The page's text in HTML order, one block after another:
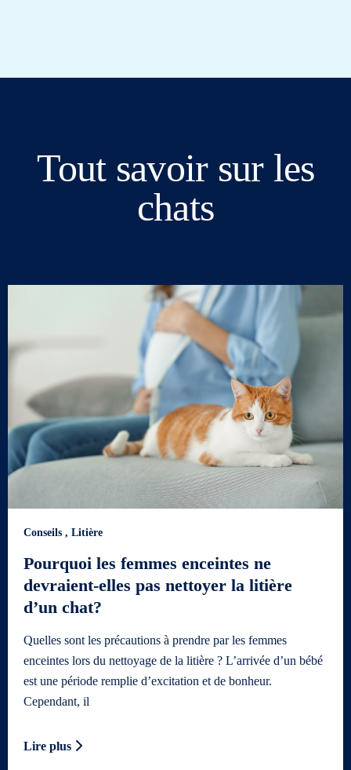
Tout savoir sur les
chats
Conseils , Litière
Pourquoi les femmes enceintes ne
devraient-elles pas nettoyer la litière
d’un chat?
Quelles sont les précautions à prendre par les femmes
enceintes lors du nettoyage de la litière ? L’arrivée d’un bébé
est une période remplie d’excitation et de bonheur.
Cependant, il
Lire plus